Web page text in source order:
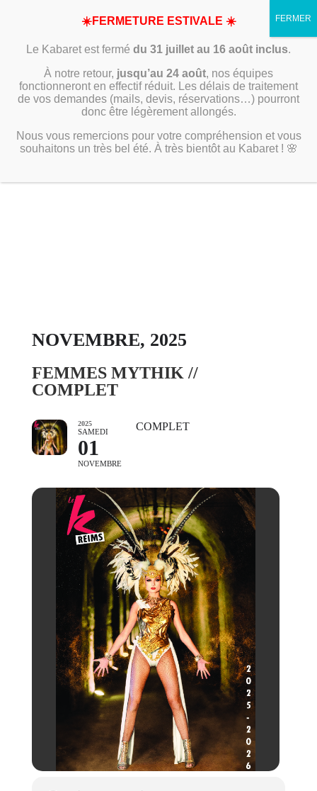
NOVEMBRE, 2025
FEMMES MYTHIK //
COMPLET
2025
SAMEDI
01
NOVEMBRE
COMPLET
☀️FERMETURE ESTIVALE ☀️
Le Kabaret est fermé du 31 juillet au 16 août inclus.
À notre retour, jusqu’au 24 août, nos équipes
fonctionneront en effectif réduit. Les délais de traitement
de vos demandes (mails, devis, réservations…) pourront
donc être légèrement allongés.
Nous vous remercions pour votre compréhension et vous
souhaitons un très bel été. À très bientôt au Kabaret ! 🌸